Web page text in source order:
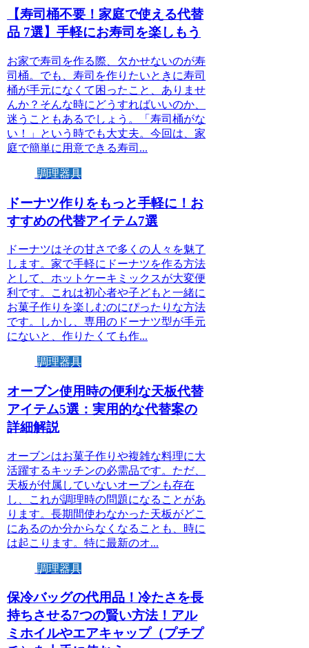
【寿司桶不要！家庭で使える代替
品 7選】手軽にお寿司を楽しもう
お家で寿司を作る際、欠かせないのが寿
司桶。でも、寿司を作りたいときに寿司
桶が手元になくて困ったこと、ありませ
んか？そんな時にどうすればいいのか、
迷うこともあるでしょう。「寿司桶がな
い！」という時でも大丈夫。今回は、家
庭で簡単に用意できる寿司...
調理器具
ドーナツ作りをもっと手軽に！お
すすめの代替アイテム7選
ドーナツはその甘さで多くの人々を魅了
します。家で手軽にドーナツを作る方法
として、ホットケーキミックスが大変便
利です。これは初心者や子どもと一緒に
お菓子作りを楽しむのにぴったりな方法
です。しかし、専用のドーナツ型が手元
にないと、作りたくても作...
調理器具
オーブン使用時の便利な天板代替
アイテム5選：実用的な代替案の
詳細解説
オーブンはお菓子作りや複雑な料理に大
活躍するキッチンの必需品です。ただ、
天板が付属していないオーブンも存在
し、これが調理時の問題になることがあ
ります。長期間使わなかった天板がどこ
にあるのか分からなくなることも、時に
は起こります。特に最新のオ...
調理器具
保冷バッグの代用品！冷たさを長
持ちさせる7つの賢い方法！アル
ミホイルやエアキャップ（プチプ